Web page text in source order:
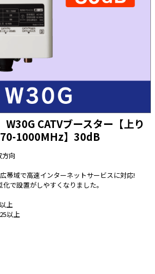
空調資材
・コネクタ・関連資
ード
ト（配線器具）
情報線保護管
連
光発電工事
向け
W30G CATVブースター【上り
1000MHz】30dB
方向
帯域で高速インターネットサービスに対応!
で設置がしやすくなりました。
上
以上